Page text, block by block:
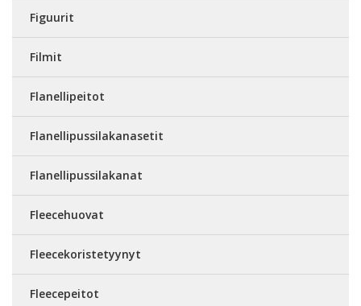
Figuurit
Filmit
Flanellipeitot
Flanellipussilakanasetit
Flanellipussilakanat
Fleecehuovat
Fleecekoristetyynyt
Fleecepeitot